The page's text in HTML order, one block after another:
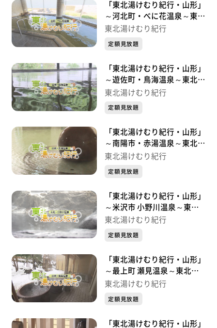
「東北湯けむり紀行・山形」
～河北町・べに花温泉～東北
湯けむり紀行
東北湯けむり紀行
定額見放題
「東北湯けむり紀行・山形」
～遊佐町・鳥海温泉～東北湯
けむり紀行
東北湯けむり紀行
定額見放題
「東北湯けむり紀行・山形」
～南陽市・赤湯温泉～東北湯
けむり紀行
東北湯けむり紀行
定額見放題
「東北湯けむり紀行・山形」
～米沢市 小野川温泉～東北
湯けむり紀行
東北湯けむり紀行
定額見放題
「東北湯けむり紀行・山形」
～最上町 瀬見温泉～東北湯
けむり紀行
東北湯けむり紀行
定額見放題
「東北湯けむり紀行・山形」